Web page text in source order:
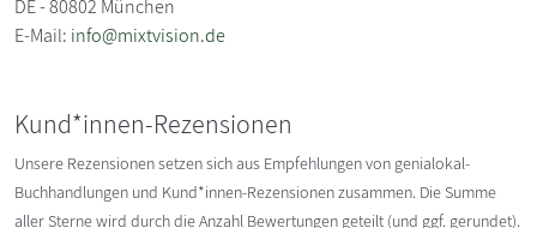
DE - 80802 München
E-Mail: info@mixtvision.de
Kund*innen-Rezensionen
Unsere Rezensionen setzen sich aus Empfehlungen von genialokal-
Buchhandlungen und Kund*innen-Rezensionen zusammen. Die Summe
aller Sterne wird durch die Anzahl Bewertungen geteilt (und ggf. gerundet).